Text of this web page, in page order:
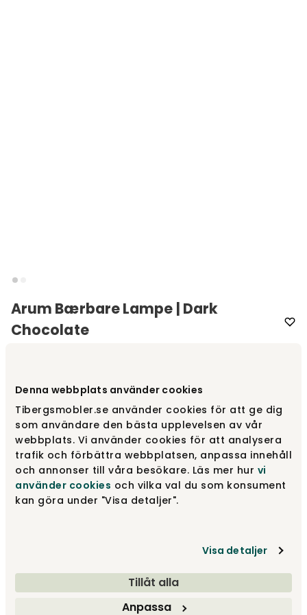
Denna webbplats använder cookies
Tibergsmobler.se använder cookies för att ge dig
som användare den bästa upplevelsen av vår
webbplats. Vi använder cookies för att analysera
trafik och förbättra webbplatsen, anpassa innehåll
och annonser till våra besökare. Läs mer hur vi
använder cookies och vilka val du som konsument
kan göra under "Visa detaljer".
Visa detaljer
Tillåt alla
Anpassa
Arum Bærbare Lampe | Dark
Chocolate
Vælg farveDark Chocolate
Dark Chocolate
Tea Green
1 399 kr
Vis flere +7